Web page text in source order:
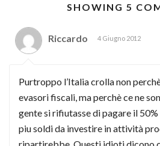
SHOWING 5
Riccardo 4 Giugno 2012
Purtroppo l’Italia crolla non
evasori fiscali, ma perchè ce ne
gente si rifiutasse di pagare il
piu soldi da investire in attività